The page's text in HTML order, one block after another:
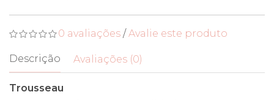
0 avaliações /Avalie este produto
Descrição Avaliações (0)
Trousseau